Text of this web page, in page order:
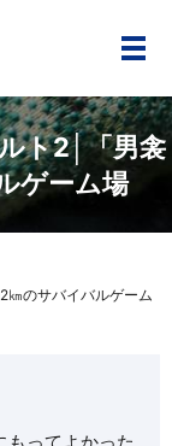
メ
ト2│「男衾
ゲーム場
のサバイバルゲーム